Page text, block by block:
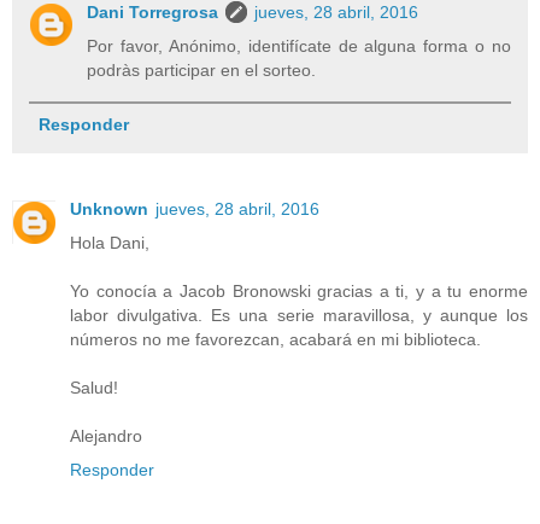
Dani Torregrosa
jueves, 28 abril, 2016
Por favor, Anónimo, identifícate de alguna forma o no
podràs participar en el sorteo.
Responder
Unknown jueves, 28 abril, 2016
Hola Dani,
Yo conocía a Jacob Bronowski gracias a ti, y a tu enorme
labor divulgativa. Es una serie maravillosa, y aunque los
números no me favorezcan, acabará en mi biblioteca.
Salud!
Alejandro
Responder